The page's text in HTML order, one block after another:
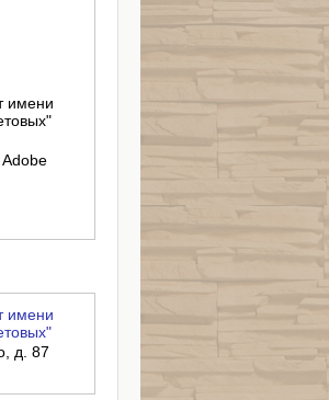
имени
имени
д. 87